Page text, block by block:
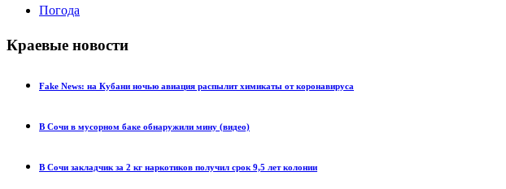
Погода
Краевые новости
Fake News: на Кубани ночью авиация распылит химикаты от коронавируса
В Сочи в мусорном баке обнаружили мину (видео)
В Сочи закладчик за 2 кг наркотиков получил срок 9,5 лет колонии